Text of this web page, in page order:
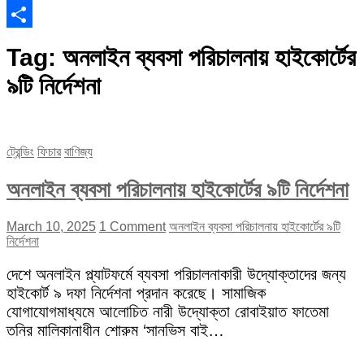
Facebook
Tag: অনলাইন ব্যবসা পরিচালনায় হাইকোর্টের
৯টি নির্দেশনা
ট্রেন্ডিং ফিচার বাণিজ্য
অনলাইন ব্যবসা পরিচালনায় হাইকোর্টের ৯টি নির্দেশনা
March 10, 2025 1 Comment অনলাইন ব্যবসা পরিচালনায় হাইকোর্টের ৯টি
নির্দেশনা
দেশে অনলাইন প্ল্যাটফর্মে ব্যবসা পরিচালনাকারী উদ্যোক্তাদের জন্য
হাইকোর্ট ৯ দফা নির্দেশনা প্রদান করেছে। সামাজিক
যোগাযোগমাধ্যমে আলোচিত নারী উদ্যোক্তা রোবাইয়াত ফাতেমা
তনির মালিকানাধীন শোরুম ‘সানভিস বাই…